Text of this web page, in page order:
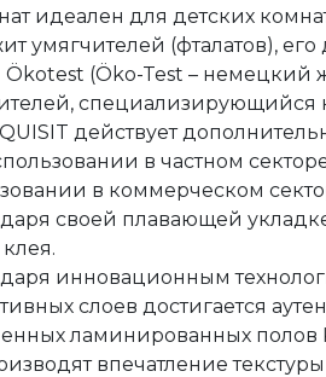
идеален для детских
умягчителей (фталатов),
(Öko-Test – немецкий
специализирующийся
действует
в частном
в коммерческом
своей плавающей
инновационным
слоев достигается
ламинированных полов
впечатление